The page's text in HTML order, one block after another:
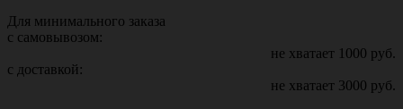
Для минимального заказа
с самовывозом:
не хватает 1000 руб.
с доставкой:
не хватает 3000 руб.